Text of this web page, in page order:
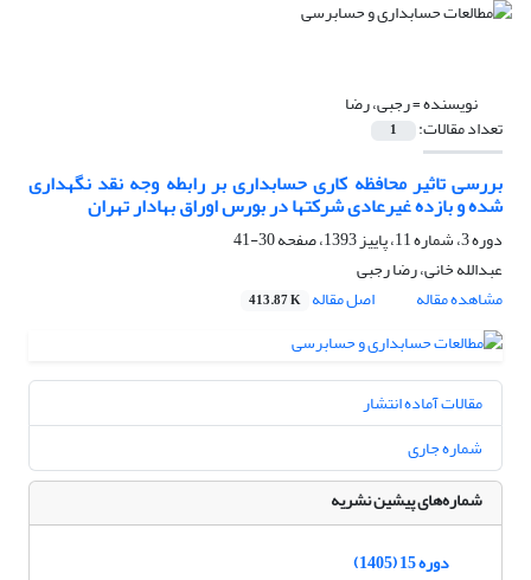
نویسنده =رجبی، رضا
تعداد مقالات: 1
بررسی تاثیر محافظه کاری حسابداری بر رابطه وجه نقد نگهداری
شده و بازده غیرعادی شرکتها در بورس اوراق بهادار تهران
دوره 3، شماره 11، پاییز 1393، صفحه
30-41
عبدالله خانی، رضا رجبی
مشاهده مقاله
اصل مقاله 413.87 K
مقالات آماده انتشار
شماره جاری
شماره‌های پیشین نشریه
دوره 15 (1405)